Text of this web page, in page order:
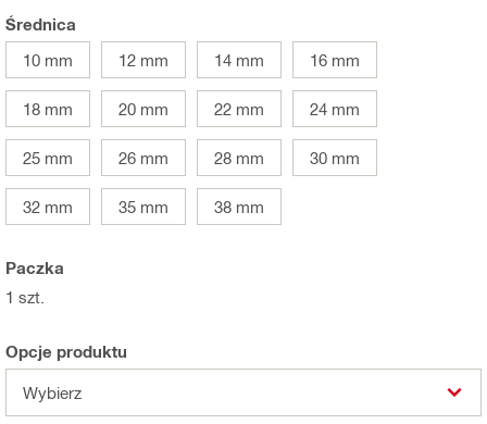
Średnica
10 mm
12 mm 14 mm 16 mm
18 mm 20 mm 22 mm 24 mm
25 mm 26 mm 28 mm 30 mm
32 mm 35 mm 38 mm
Paczka
1 szt.
Opcje produktu
Wybierz